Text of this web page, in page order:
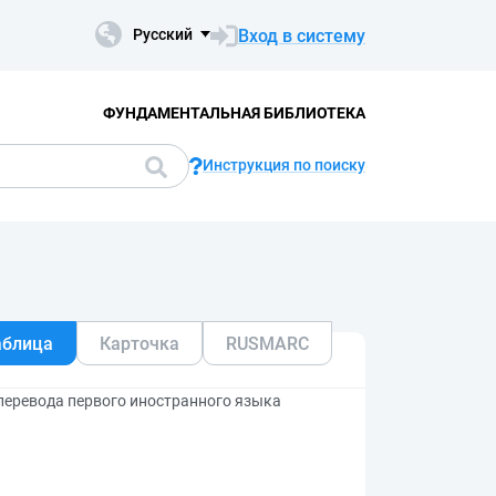
Русский Вход в систему
ФУНДАМЕНТАЛЬНАЯ БИБЛИОТЕКА
Инструкция по поиску
Карточка RUSMARC
первого иностранного языка